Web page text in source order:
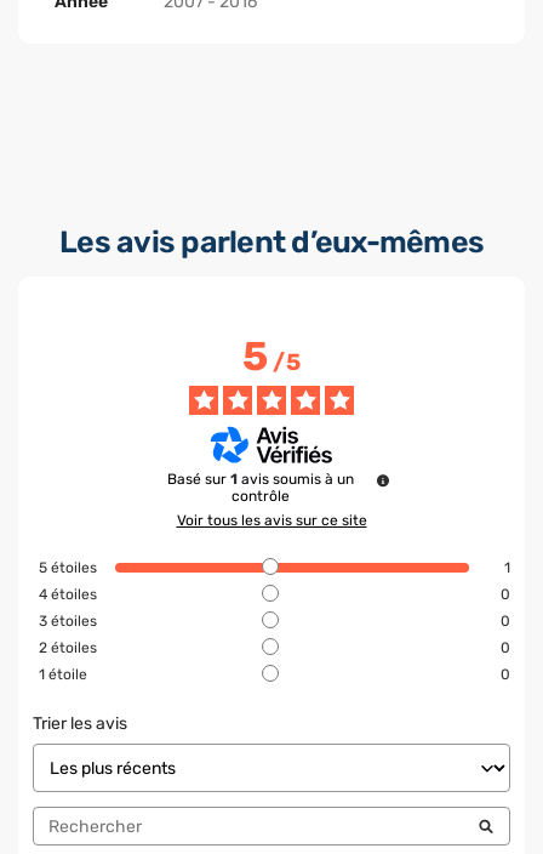
Les avis parlent d’eux-mêmes
5/5
Basé sur 1 avis soumis à un
contrôle
Voir tous les avis sur ce site
5 étoiles
1
4 étoiles
0
3 étoiles
0
2 étoiles
0
1 étoile 0
Trier les avis